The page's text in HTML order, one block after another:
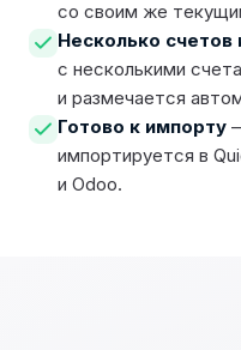
со своим же
Несколько счетов
с несколькими
и размечается
Готово к импорту
импортируется в
и Odoo.